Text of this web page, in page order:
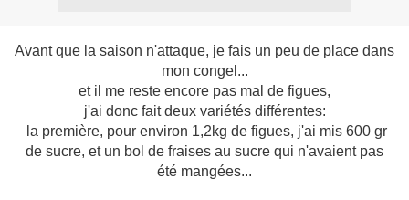
Avant que la saison n'attaque, je fais un peu de place dans
mon congel...
et il me reste encore pas mal de figues,
j'ai donc fait deux variétés différentes:
la première, pour environ 1,2kg de figues, j'ai mis 600 gr
de sucre, et un bol de fraises au sucre qui n'avaient pas
été mangées...